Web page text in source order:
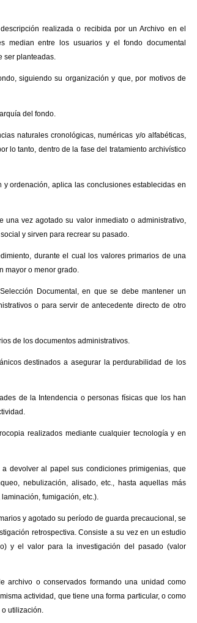
realizada o recibida por un Archivo en el
median entre los usuarios y el fondo documental
ser planteadas.
siguiendo su organización y que, por motivos de
del fondo.
naturales cronológicas, numéricas y/o alfabéticas,
lo tanto, dentro de la fase del tratamiento archivístico
ordenación, aplica las conclusiones establecidas en
una vez agotado su valor inmediato o administrativo,
y sirven para recrear su pasado.
durante el cual los valores primarios de una
mayor o menor grado.
Documental, en que se debe mantener un
o para servir de antecedente directo de otro
de los documentos administrativos.
destinados a asegurar la perdurabilidad de los
de la Intendencia o personas físicas que los han
realizados mediante cualquier tecnología y en
devolver al papel sus condiciones primigenias, que
nebulización, alisado, etc., hasta aquellas más
fumigación, etc.).
y agotado su período de guarda precaucional, se
retrospectiva. Consiste a su vez en un estudio
y el valor para la investigación del pasado (valor
archivo o conservados formando una unidad como
actividad, que tiene una forma particular, o como
utilización.